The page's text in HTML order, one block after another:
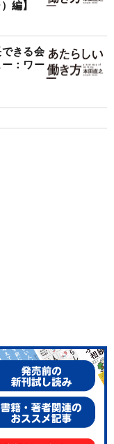
編】
きる会
：ワー